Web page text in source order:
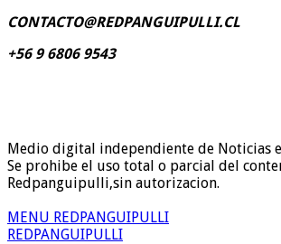
CONTACTO@REDPANGUIPULLI.CL
+56 9 6806 9543
Medio digital independiente de Noticias
Se prohibe el uso total o parcial del
Redpanguipulli,sin autorizacion.
MENU REDPANGUIPULLI
REDPANGUIPULLI